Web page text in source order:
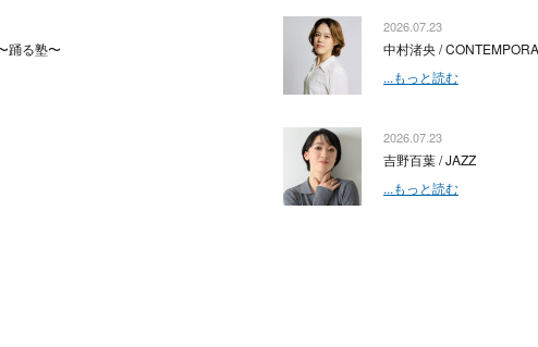
踊る塾〜
2026.07.23
中村渚央 /
...もっと読む
2026.07.23
吉野百葉 / JAZZ
...もっと読む